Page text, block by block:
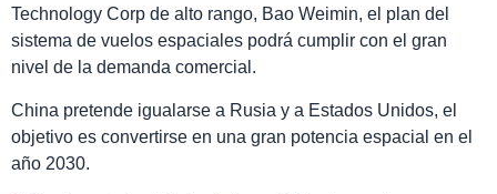
Technology Corp de alto rango, Bao Weimin, el plan del
sistema de vuelos espaciales podrá cumplir con el gran
nivel de la demanda comercial.
China pretende igualarse a Rusia y a Estados Unidos, el
objetivo es convertirse en una gran potencia espacial en el
año 2030.